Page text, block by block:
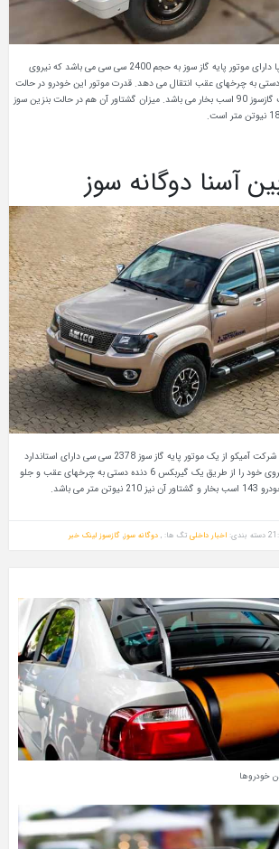
وانت نیسان گاز سوز شرکت سایپا دارای موتور پایه گاز سوز به حجم 2400 سی سی می باشد که نیروی
خود با گیربکس 4 دنده دستی به چرخهای عقب انتقال می دهد. قدرت موتور این خودرو در حالت
بنزینی 100 اسب بخار و در حالت گازسوز 90 اسب بخار می باشد. میزان گشتاور آن هم در حالت بنزین سوز
آسنا دوگانه سوز
آمیکو دو کابین گاز سوز محصول شرکت آمیکو از یک موتور پایه گاز سوز 2378 سی سی دارای استاندارد
آلایندگی یورو 5 بهره میبرد که نیروی خود را از طریق یک گیربکس 6 دنده دستی به چرخهای عقب و جلو
می باشد.
دسته بندی: اخبار داخلی تگ ها: , دوگانه سوز, گازسوز لینک خبر
خودروها